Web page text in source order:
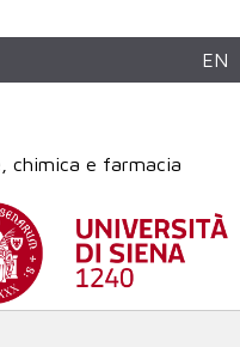
EN
chimica e farmacia